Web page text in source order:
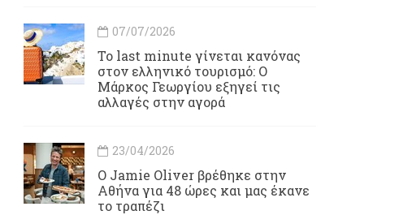
07/07/2026
Το last minute γίνεται κανόνας
στον ελληνικό τουρισμό: Ο
Μάρκος Γεωργίου εξηγεί τις
αλλαγές στην αγορά
23/04/2026
Ο Jamie Oliver βρέθηκε στην
Αθήνα για 48 ώρες και μας έκανε
το τραπέζι